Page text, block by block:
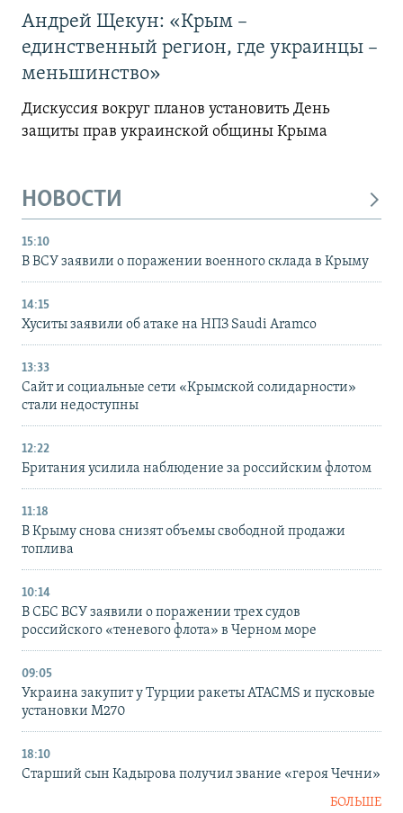
Андрей Щекун: «Крым –
единственный регион, где украинцы –
меньшинство»
Дискуссия вокруг планов установить День
защиты прав украинской общины Крыма
НОВОСТИ
15:10
В ВСУ заявили о поражении военного склада в Крыму
14:15
Хуситы заявили об атаке на НПЗ Saudi Aramco
13:33
Сайт и социальные сети «Крымской солидарности»
стали недоступны
12:22
Британия усилила наблюдение за российским флотом
11:18
В Крыму снова снизят объемы свободной продажи
топлива
10:14
В СБС ВСУ заявили о поражении трех судов
российского «теневого флота» в Черном море
09:05
Украина закупит у Турции ракеты ATACMS и пусковые
установки M270
18:10
Старший сын Кадырова получил звание «героя Чечни»
БОЛЬШЕ